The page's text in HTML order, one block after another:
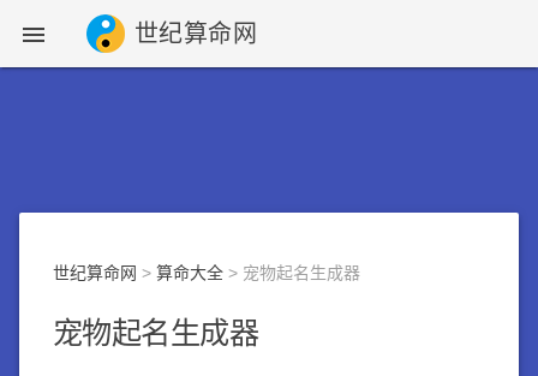
 世纪算命网
世纪算命网 > 算命大全 > 宠物起名生成器
宠物起名生成器